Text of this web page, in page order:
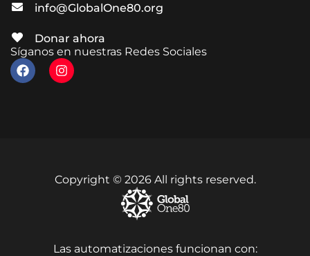
info@GlobalOne80.org
Donar ahora
Síganos en nuestras Redes Sociales
Copyright © 2026 All rights reserved.
Las automatizaciones funcionan con: